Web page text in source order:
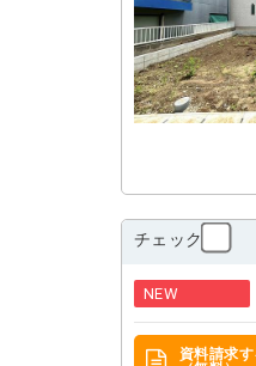
チェック
NEW
資料請求す